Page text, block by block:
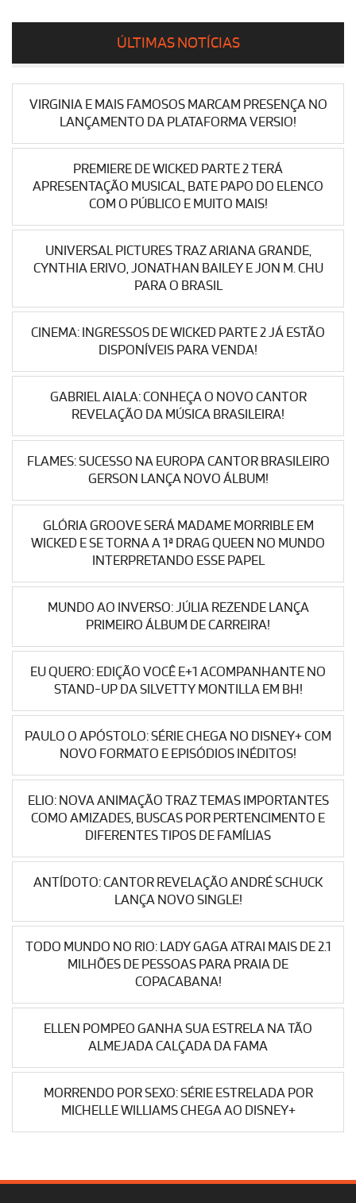
ÚLTIMAS NOTÍCIAS
VIRGINIA E MAIS FAMOSOS MARCAM PRESENÇA NO
LANÇAMENTO DA PLATAFORMA VERSIO!
PREMIERE DE WICKED PARTE 2 TERÁ
APRESENTAÇÃO MUSICAL, BATE PAPO DO ELENCO
COM O PÚBLICO E MUITO MAIS!
UNIVERSAL PICTURES TRAZ ARIANA GRANDE,
CYNTHIA ERIVO, JONATHAN BAILEY E JON M. CHU
PARA O BRASIL
CINEMA: INGRESSOS DE WICKED PARTE 2 JÁ ESTÃO
DISPONÍVEIS PARA VENDA!
GABRIEL AIALA: CONHEÇA O NOVO CANTOR
REVELAÇÃO DA MÚSICA BRASILEIRA!
FLAMES: SUCESSO NA EUROPA CANTOR BRASILEIRO
GERSON LANÇA NOVO ÁLBUM!
GLÓRIA GROOVE SERÁ MADAME MORRIBLE EM
WICKED E SE TORNA A 1ª DRAG QUEEN NO MUNDO
INTERPRETANDO ESSE PAPEL
MUNDO AO INVERSO: JÚLIA REZENDE LANÇA
PRIMEIRO ÁLBUM DE CARREIRA!
EU QUERO: EDIÇÃO VOCÊ E+1 ACOMPANHANTE NO
STAND-UP DA SILVETTY MONTILLA EM BH!
PAULO O APÓSTOLO: SÉRIE CHEGA NO DISNEY+ COM
NOVO FORMATO E EPISÓDIOS INÉDITOS!
ELIO: NOVA ANIMAÇÃO TRAZ TEMAS IMPORTANTES
COMO AMIZADES, BUSCAS POR PERTENCIMENTO E
DIFERENTES TIPOS DE FAMÍLIAS
ANTÍDOTO: CANTOR REVELAÇÃO ANDRÉ SCHUCK
LANÇA NOVO SINGLE!
TODO MUNDO NO RIO: LADY GAGA ATRAI MAIS DE 2.1
MILHÕES DE PESSOAS PARA PRAIA DE
COPACABANA!
ELLEN POMPEO GANHA SUA ESTRELA NA TÃO
ALMEJADA CALÇADA DA FAMA
MORRENDO POR SEXO: SÉRIE ESTRELADA POR
MICHELLE WILLIAMS CHEGA AO DISNEY+